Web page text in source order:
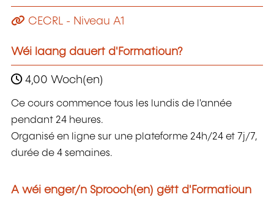
CECRL - Niveau A1
Wéi laang dauert d'Formatioun?
4,00 Woch(en)
Ce cours commence tous les lundis de l'année
pendant 24 heures.
Organisé en ligne sur une plateforme 24h/24 et 7j/7,
durée de 4 semaines.
A wéi enger/n Sprooch(en) gëtt d'Formatioun